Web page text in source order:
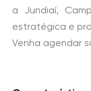
a Jundiaí,
estratégica e
Venha agendar